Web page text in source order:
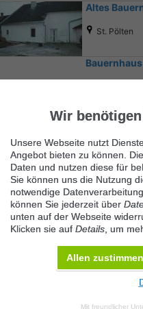
Altes
St. Pölten
Ähnliche Suchbegriffe
Immobilienmarkt
Wir
Unsere Webseite nutzt
Angebot bieten zu können.
Daten und nutzen diese für
Sie können uns die Nutzung
notwendige
können Sie jederzeit über
unten auf der Webseite
Klicken sie auf Details , um
Allen zustimmen
Mit freundlicher